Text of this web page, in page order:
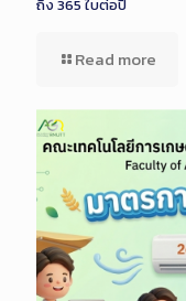
ถึง 365 ใบต่อปี
Read more